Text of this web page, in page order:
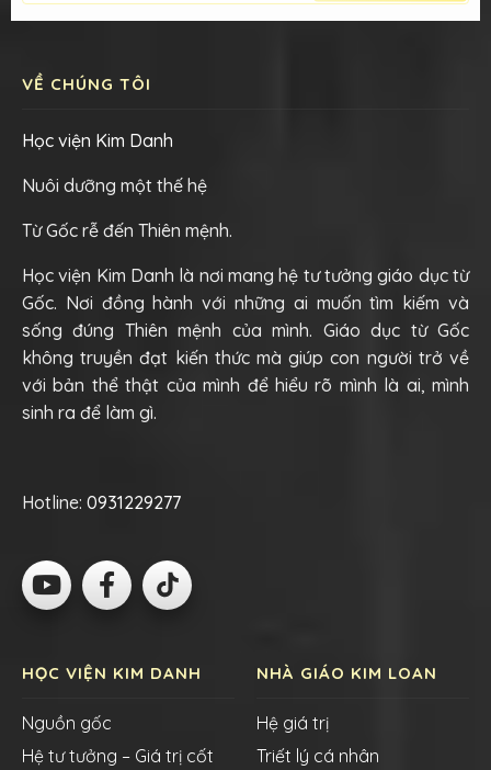
VỀ CHÚNG TÔI
Học viện Kim Danh
Nuôi dưỡng một thế hệ
Từ Gốc rễ đến Thiên mệnh.
Học viện Kim Danh là nơi mang hệ tư tưởng giáo dục từ
Gốc. Nơi đồng hành với những ai muốn tìm kiếm và
sống đúng Thiên mệnh của mình. Giáo dục từ Gốc
không truyền đạt kiến thức mà giúp con người trở về
với bản thể thật của mình để hiểu rõ mình là ai, mình
sinh ra để làm gì.
Hotline: 0931229277
HỌC VIỆN KIM DANH
Nguồn gốc
Hệ tư tưởng – Giá trị cốt
NHÀ GIÁO KIM LOAN
Hệ giá trị
Triết lý cá nhân